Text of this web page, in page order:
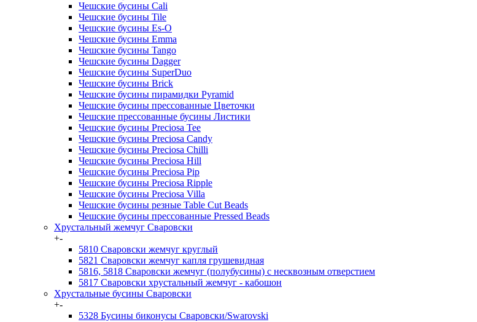
Чешские бусины Cali
Чешские бусины Tile
Чешские бусины Es-O
Чешские бусины Emma
Чешские бусины Tango
Чешские бусины Dagger
Чешские бусины SuperDuo
Чешские бусины Brick
Чешские бусины пирамидки Pyramid
Чешские бусины прессованные Цветочки
Чешские прессованные бусины Листики
Чешские бусины Preciosa Tee
Чешские бусины Preciosa Candy
Чешские бусины Preciosa Chilli
Чешские бусины Preciosa Hill
Чешские бусины Preciosa Pip
Чешские бусины Preciosa Ripple
Чешские бусины Preciosa Villa
Чешские бусины резные Table Cut Beads
Чешские бусины прессованные Pressed Beads
Хрустальный жемчуг Сваровски
+-
5810 Сваровски жемчуг круглый
5821 Сваровски жемчуг капля грушевидная
5816, 5818 Сваровски жемчуг (полубусины) с несквозным отверстием
5817 Сваровски хрустальный жемчуг - кабошон
Хрустальные бусины Сваровски
+-
5328 Бусины биконусы Сваровски/Swarovski